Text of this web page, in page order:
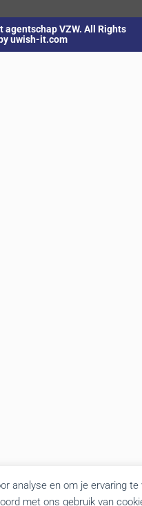
analyse en om je ervaring
met ons gebruik van
VZW. All Rights
uwish-it.com